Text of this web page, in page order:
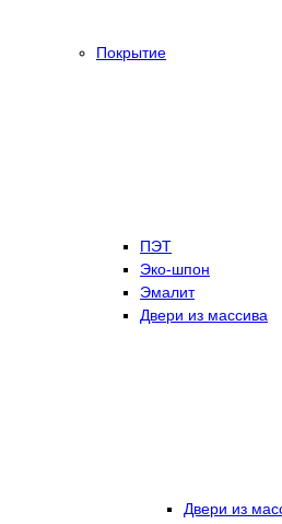
Покрытие
ПЭТ
Эко-шпон
Эмалит
Двери из массива
Двери из